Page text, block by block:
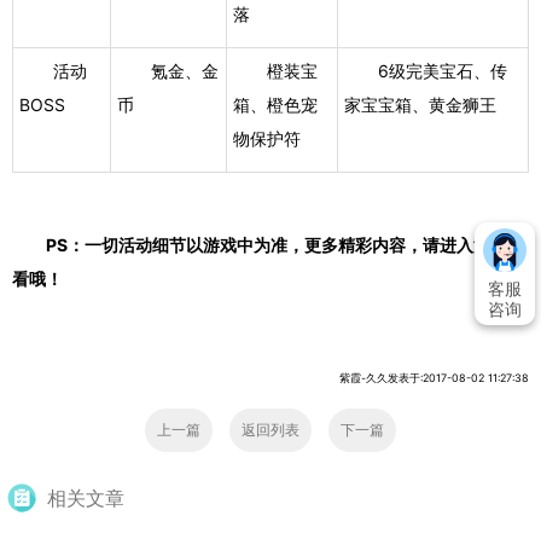
落
活动
BOSS
氪金、金
币
橙装宝
箱、橙色宠
物保护符
6级完美宝石、传
家宝宝箱、黄金狮王
PS：一切活动细节以游戏中为准，更多精彩内容，请进入游戏查
看哦！
紫霞-久久发表于:2017-08-02 11:27:38
上一篇 返回列表 下一篇
相关文章
客服
咨询